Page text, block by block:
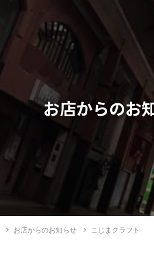
お店からのお
お店からのお知らせ こじまクラフト